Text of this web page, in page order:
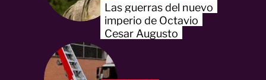
Las guerras del nuevo
imperio de Octavio
Cesar Augusto